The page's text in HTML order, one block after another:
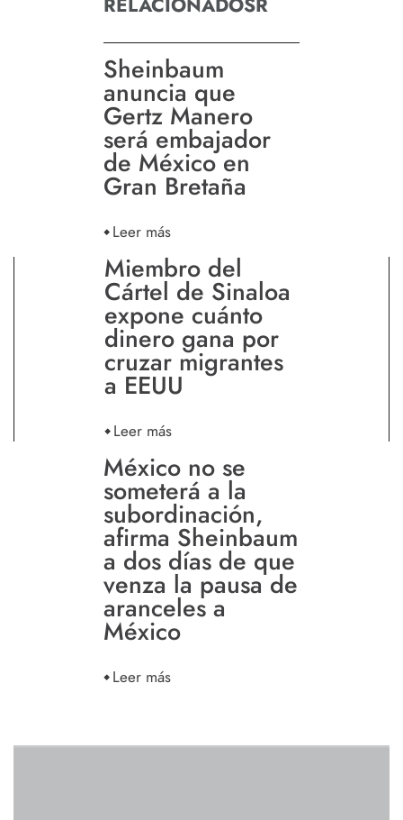
Sheinbaum
anuncia que
Gertz Manero
será embajador
de México en
Gran Bretaña
Leer más
Miembro del
Cártel de Sinaloa
expone cuánto
dinero gana por
cruzar migrantes
a EEUU
Leer más
México no se
someterá a la
subordinación,
afirma Sheinbaum
a dos días de que
venza la pausa de
aranceles a
México
Leer más